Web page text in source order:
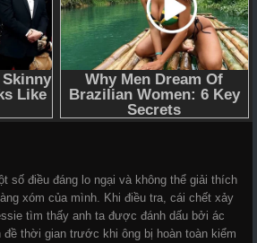
số điều đáng lo ngại và không thể giải thích
xóm của mình. Khi điều tra, cái chết xảy
tìm thấy anh ta được đánh dấu bởi ác
thời gian trước khi ông bị hoàn toàn kiểm